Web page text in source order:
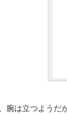
は立つようだ